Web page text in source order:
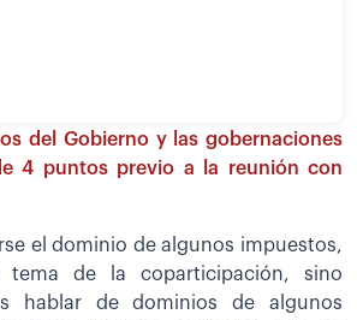
del Gobierno y las gobernaciones
4 puntos previo a la reunión con
el dominio de algunos impuestos,
tema de la coparticipación, sino
hablar de dominios de algunos